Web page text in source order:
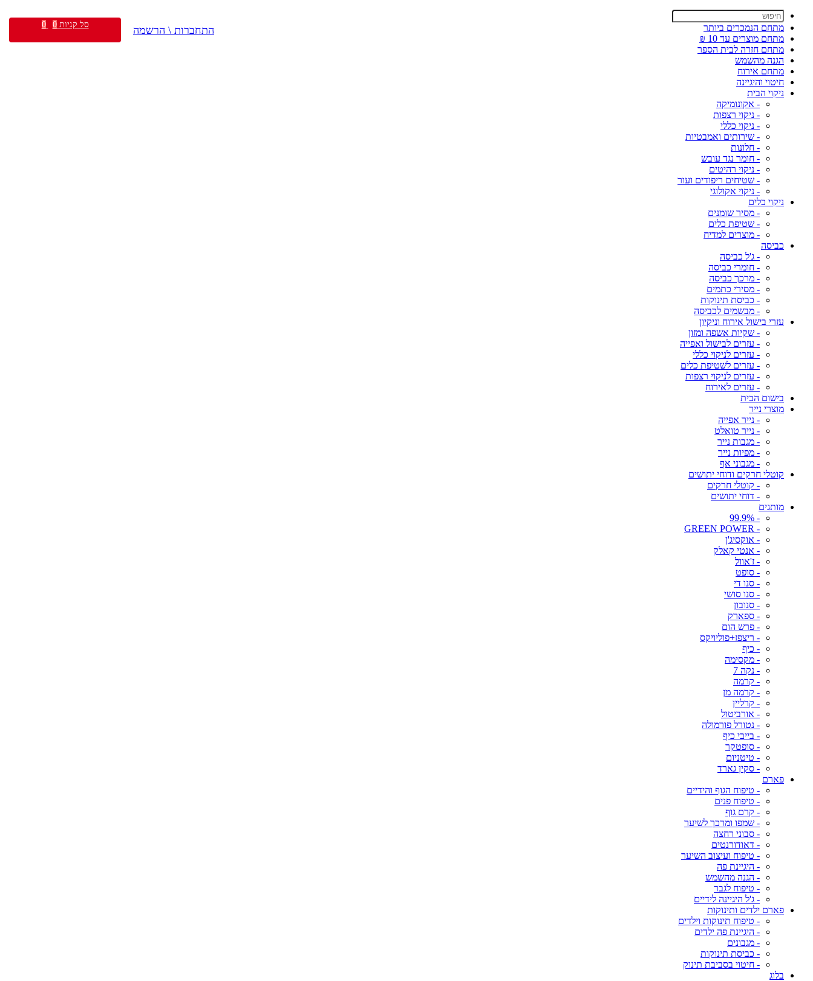
מתחם הנמכרים ביותר
מתחם מוצרים עד 10 ₪
מתחם חזרה לבית הספר
הגנה מהשמש
מתחם אירוח
חיטוי והיגיינה
ניקוי הבית
- אקונומיקה
- ניקוי רצפות
- ניקוי כללי
- שירותים ואמבטיות
- חלונות
- חומר נגד עובש
- ניקוי רהיטים
- שטיחים ריפודים ועור
- ניקוי אקולוגי
ניקוי כלים
- מסיר שומנים
- שטיפת כלים
- מוצרים למדיח
כביסה
- ג'ל כביסה
- חומרי כביסה
- מרכך כביסה
- מסירי כתמים
- כביסת תינוקות
- מבשמים לכביסה
עזרי בישול אירוח וניקיון
- שקיות אשפה ומזון
- עזרים לבישול ואפייה
- עזרים לניקוי כללי
- עזרים לשטיפת כלים
- עזרים לניקוי רצפות
- עזרים לאירוח
בישום הבית
מוצרי נייר
- נייר אפייה
- נייר טואלט
- מגבות נייר
- מפיות נייר
- מגבוני אף
קוטלי חרקים ודוחי יתושים
- קוטלי חרקים
- דוחי יתושים
מותגים
- 99.9%
- GREEN POWER
- אוקסיג'ן
- אנטי קאלק
- ז'אוול
- סופט
- סנו די
- סנו סושי
- סנובון
- ספארק
- פרש הום
- ריצפז+פוליויקס
- כיף
- מקסימה
- נקה 7
- קרמה
- קרמה מן
- קרליין
- אורביטול
- נטורל פורמולה
- בייבי כיף
- סופטקר
- טיטניום
- סקין גארד
פארם
- טיפוח הגוף והידיים
- טיפוח פנים
- קרם גוף
- שמפו ומרכך לשיער
- סבוני רחצה
- דאודורנטים
- טיפוח ועיצוב השיער
- היגיינת פה
- הגנה מהשמש
- טיפוח לגבר
- ג'ל היגיינה לידיים
פארם ילדים ותינוקות
- טיפוח תינוקות וילדים
- היגיינת פה ילדים
- מגבונים
- כביסת תינוקות
- חיטוי בסביבת תינוק
בלוג
התחברות \ הרשמה סל קניות 0
0